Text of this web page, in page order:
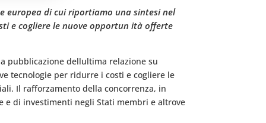
europea di cui riportiamo una sintesi nel
e cogliere le nuove opportun ità offerte
pubblicazione dellultima relazione su
tecnologie per ridurre i costi e cogliere le
Il rafforzamento della concorrenza, in
e di investimenti negli Stati membri e altrove